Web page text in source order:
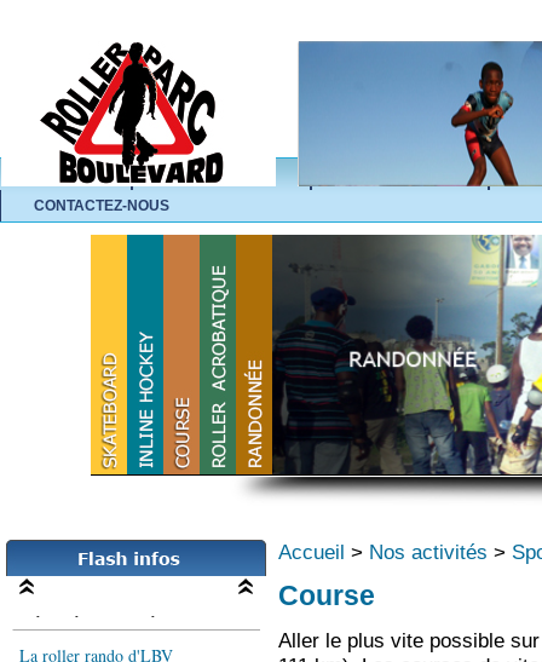
ACCUEIL L'ASSOCIATION
CONTACTEZ-NOUS
de Libreville sera inédite
La 3e édition du Roller Marathon de
Libreville (RML), plusieurs fois
reportée pour de multiples ...
La roller rando d'LBV
Accueil > Nos activités >
Course
Aller le plus vite possible